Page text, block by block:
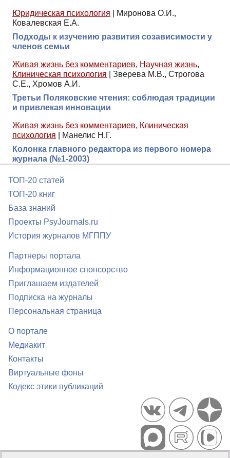
Юридическая психология
Миронова О.И.,
Ковалевская Е.А.
Подходы к изучению развития созависимости у
членов семьи
Живая жизнь без комментариев, Научная жизнь,
Клиническая психология
Зверева М.В., Строгова
С.Е., Хромов А.И.
Третьи Поляковские чтения: соблюдая традиции
и привлекая инновации
Живая жизнь без комментариев, Клиническая
психология
Манелис Н.Г.
Колонка главного редактора из первого номера
журнала (№1-2003)
ТОП-20 статей
ТОП-20 книг
База знаний
Проекты PsyJournals.ru
История журналов МГППУ
Партнеры портала
Информационное спонсорство
Приглашаем издателей
Подписка на журналы
Персональная страница
О портале
Медиакит
Контакты
Виртуальные фоны
Кодекс этики публикаций